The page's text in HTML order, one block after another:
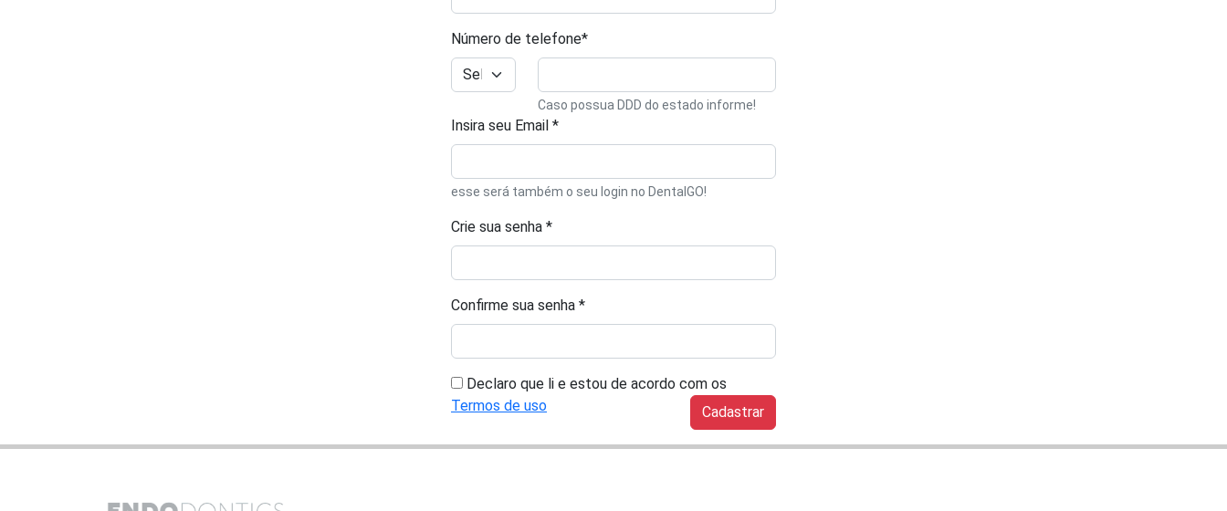
Número de telefone*
Caso possua DDD do estado informe!
Insira seu Email *
esse será também o seu login no DentalGO!
Crie sua senha *
Confirme sua senha *
Declaro que li e estou de acordo com os
Termos de uso